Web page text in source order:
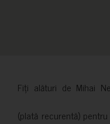
Fiți alături de Mihai
(plată recurentă)